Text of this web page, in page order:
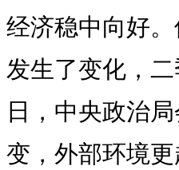
经济稳中向好
发生了变化，
日，中央政治
变，外部环境